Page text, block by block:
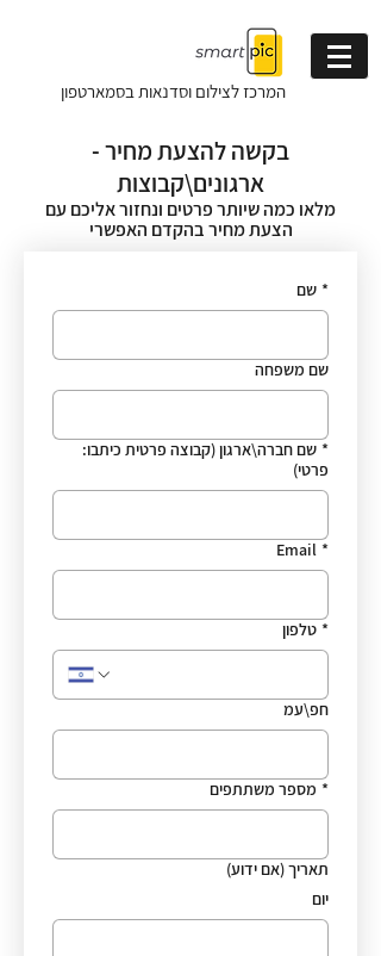
המרכז לצילום וסדנאותבסמארטפון
בקשה להצעת מחיר -
ארגונים\קבוצות
מלאו כמה שיותר פרטים ונחזור אליכם עם
הצעת מחיר בהקדם האפשרי
* שם
שם משפחה
* שם חברה\ארגון (קבוצה פרטית כיתבו:
פרטי)
*
Email
* טלפון
חפ\עמ
* מספר משתתפים
תאריך (אם ידוע)
יום